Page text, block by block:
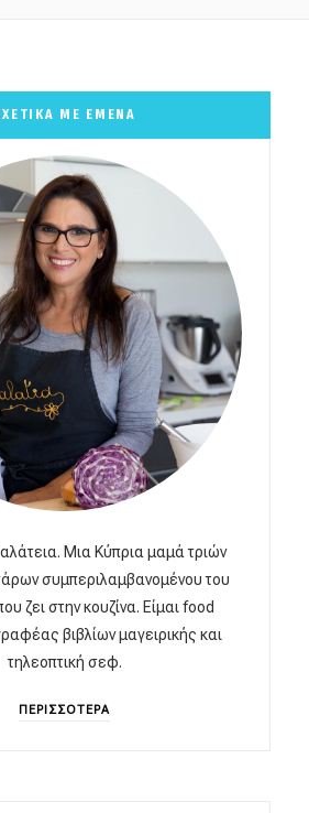
ΜΕ ΕΜΕΝΑ
Μια Κύπρια μαμά τριών
συμπεριλαμβανομένου του
ζει στην κουζίνα. Είμαι food
βιβλίων μαγειρικής και
τηλεοπτική σεφ.
ΠΕΡΙΣΣΟΤΕΡΑ